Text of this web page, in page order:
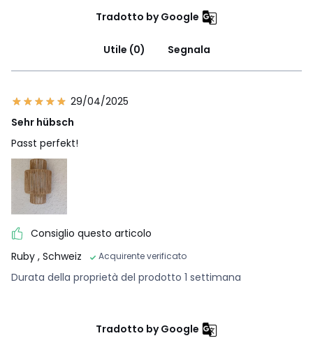
Tradotto by Google
Utile (0) Segnala
29/04/2025
Sehr hübsch
Passt perfekt!
Consiglio questo articolo
Ruby , Schweiz Acquirente verificato
Durata della proprietà del prodotto 1 settimana
Tradotto by Google